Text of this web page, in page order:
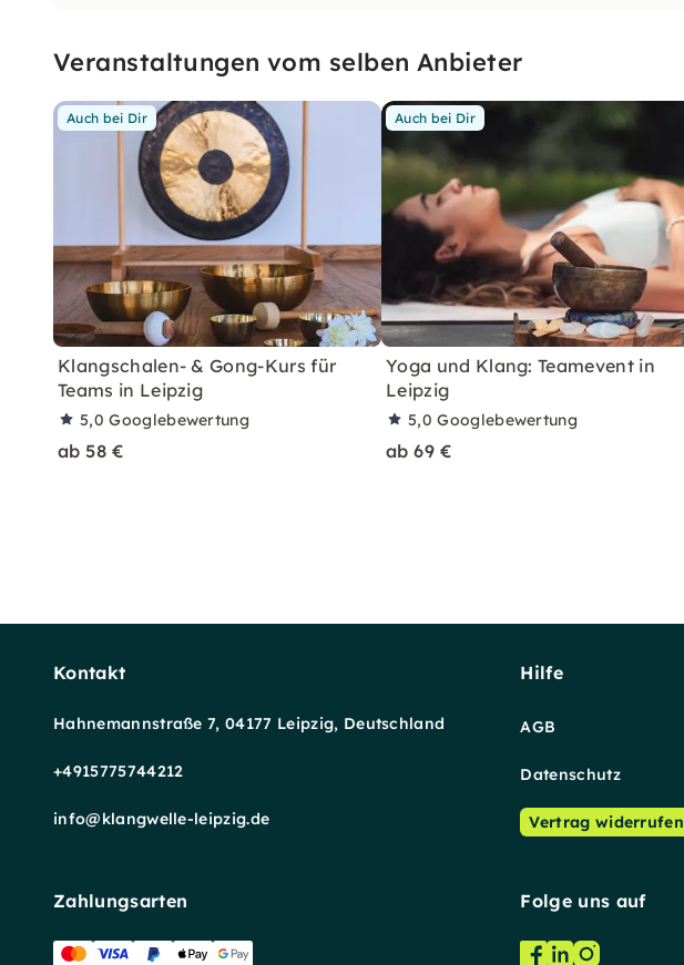
Veranstaltungen vom selben Anbieter
Auch bei Dir
Klangschalen- & Gong-Kurs für
Teams in Leipzig
5,0Googlebewertung
ab 58 €
Auch bei Dir
Yoga und Klang: Teamevent in
Leipzig
5,0Googlebewertung
ab 69 €
Kontakt
Hahnemannstraße 7, 04177 Leipzig, Deutschland
+4915775744212
info@klangwelle-leipzig.de
Hilfe
AGB
Datenschutz
Vertrag widerrufen
Zahlungsarten Folge uns auf